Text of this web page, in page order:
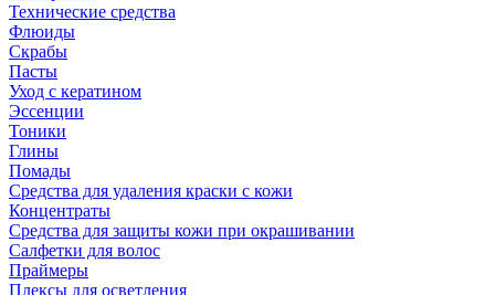
Технические средства
Флюиды
Скрабы
Пасты
Уход с кератином
Эссенции
Тоники
Глины
Помады
Средства для удаления краски с кожи
Концентраты
Средства для защиты кожи при окрашивании
Салфетки для волос
Праймеры
Плексы для осветления